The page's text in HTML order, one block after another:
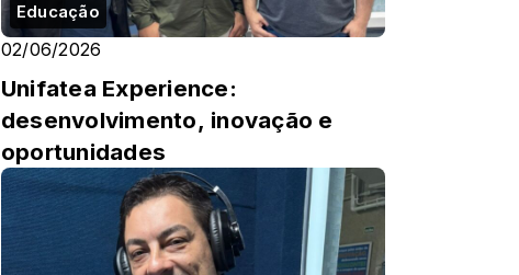
Educação
02/06/2026
Unifatea Experience:
desenvolvimento, inovação e
oportunidades